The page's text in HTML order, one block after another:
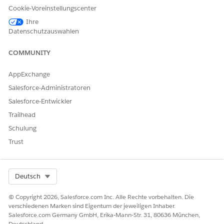
Preisangebot
Benutzer können Angebote konfigurieren, bepreisen
(bewerten), versichern und Endkunden unterbreiten.
auswählen, Zahlungsinformationen eingeben und eine
Richtlinie ändern (Hinzufügen von Bestätigungen/MTAs)
Benutzer können bestehenden Richtlinien Bestätigungen
hinzufügen, indem sie eine oder mehrere der folgenden
Aktionen ausführen:
Fahrzeug hinzufügen
Fahrzeug entfernen
Treiber hinzufügen
Driver entfernen
Cookie-Voreinstellungscenter
Ihre
Datenschutzauswahlen
COMMUNITY
AppExchange
Salesforce-Administratoren
Salesforce-Entwickler
Trailhead
Schulung
Trust
Deutsch
© Copyright 2026, Salesforce.com Inc. Alle Rechte vorbehalten. Die
verschiedenen Marken sind Eigentum der jeweiligen Inhaber.
Salesforce.com Germany GmbH, Erika-Mann-Str. 31, 80636 München,